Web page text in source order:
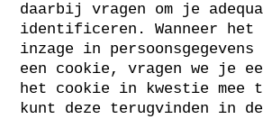
daarbij vragen om je
identificeren. Wanneer het
inzage in persoonsgegevens
een cookie, vragen we je
het cookie in kwestie mee
kunt deze terugvinden in